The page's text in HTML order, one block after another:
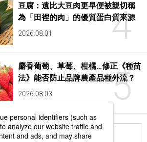
4
豆腐：遠比大豆肉更早便被親切稱
為「田裡的肉」的優質蛋白質來源
2026.08.01
5
麝香葡萄、草莓、柑橘…修正《種苗
法》能否防止品牌農產品種外流？
2026.08.03
更多